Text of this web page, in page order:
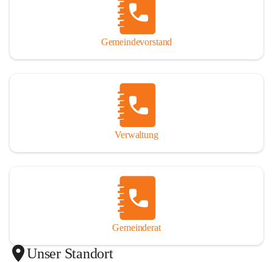
Gemeindevorstand
Verwaltung
Gemeinderat
Unser Standort